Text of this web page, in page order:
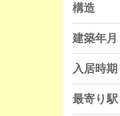
構造
建築年月
入居時期
最寄り駅